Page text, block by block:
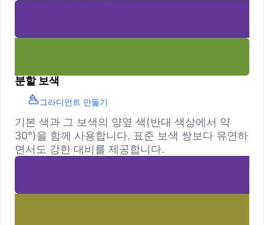
분할 보색
그라디언트 만들기
기본 색과 그 보색의 양옆 색(반대 색상에서 약
30°)을 함께 사용합니다. 표준 보색 쌍보다 유연하
면서도 강한 대비를 제공합니다.